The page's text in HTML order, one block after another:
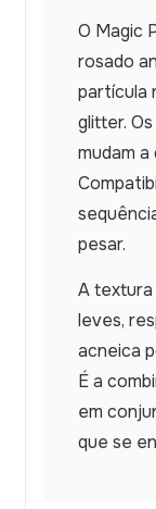
O Magic
rosado
partícula
glitter.
mudam a
pesar.
A textura
leves,
acneica
É a
em
que se